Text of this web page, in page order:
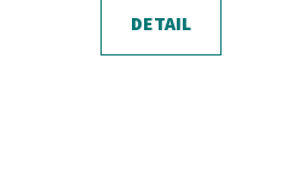
DETAIL